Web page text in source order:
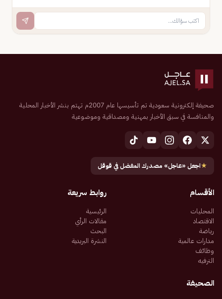
صحيفة إلكترونية سعودية تم تأسيسها عام 2007م تهتم بنشر الأخبار المحلية
والمنافسة في سبق الأخبار بمهنية ومصداقية وموضوعية
★اجعل «عاجل» مصدرك المفضل في قوقل
الأقسام
المحليات
الاقتصاد
رياضة
مدارات عالمية
وظائف
الترفيه
روابط سريعة
الرئيسية
مقالات الرأي
البحث
النشرة البريدية
الصحيفة